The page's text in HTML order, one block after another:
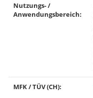
Nutzungs- /
Anwendungsbereich‍:
MFK / TÜV (CH)‍: